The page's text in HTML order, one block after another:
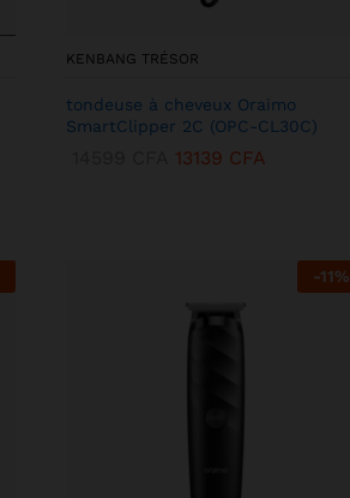
KENBANG TRÉSOR
tondeuse à cheveux Oraimo
SmartClipper 2C (OPC-CL30C)
13139 CFA
-11%